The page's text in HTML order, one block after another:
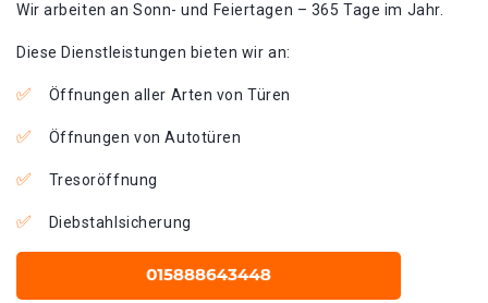
Wir arbeiten an Sonn- und Feiertagen – 365 Tage im Jahr.
Diese Dienstleistungen bieten wir an:
Öffnungen aller Arten von Türen
Öffnungen von Autotüren
Tresoröffnung
Diebstahlsicherung